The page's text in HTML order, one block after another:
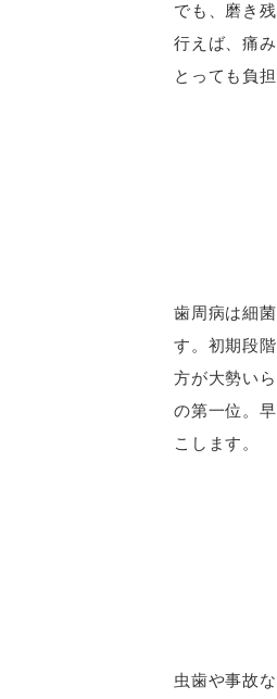
でも、磨き
行えば、痛
とっても負
歯周病は細
す。初期段
方が大勢い
の第一位。
こします。
虫歯や事故